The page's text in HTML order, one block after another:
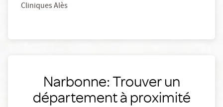
Cliniques Alès
Narbonne: Trouver un
département à proximité